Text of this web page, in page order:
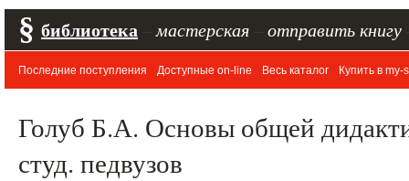
§ библиотека мастерская отправить книгу
Последние поступления Доступные on-line Весь каталог Купить в my-
Голуб Б.А. Основы общей
студ. педвузов